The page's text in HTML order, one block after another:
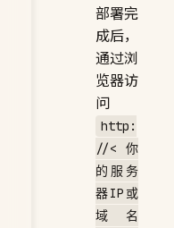
部署完
成后，
通过浏
览器访
问
http:
//<你
的服务
器IP或
域名